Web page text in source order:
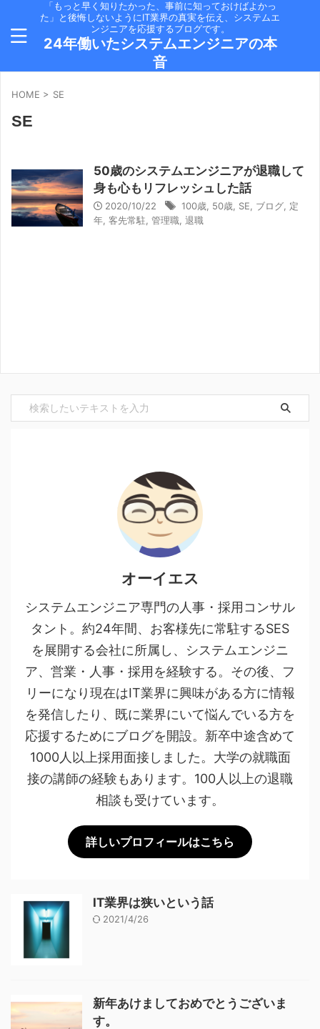
「もっと早く知りたかった、事前に知っておけばよかっ
た」と後悔しないようにIT業界の真実を伝え、システムエ
ンジニアを応援するブログです。
24年働いたシステムエンジニアの本
音
HOME > SE
SE
50歳のシステムエンジニアが退職して
身も心もリフレッシュした話
2020/10/22 100歳 50歳 SE ブログ 定
年 客先常駐 管理職 退職
オーイエス
システムエンジニア専門の人事・採用コンサル
タント。約24年間、お客様先に常駐するSES
を展開する会社に所属し、システムエンジニ
ア、営業・人事・採用を経験する。その後、フ
リーになり現在はIT業界に興味がある方に情報
を発信したり、既に業界にいて悩んでいる方を
応援するためにブログを開設。新卒中途含めて
1000人以上採用面接しました。大学の就職面
接の講師の経験もあります。100人以上の退職
相談も受けています。
詳しいプロフィールはこちら
IT業界は狭いという話
2021/4/26
新年あけましておめでとうございま
す。